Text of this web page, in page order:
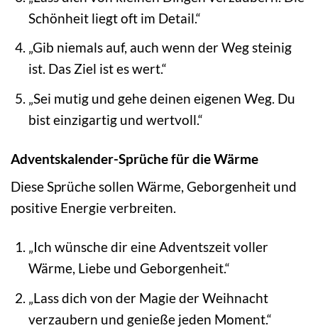
Schönheit liegt oft im Detail.“
„Gib niemals auf, auch wenn der Weg steinig
ist. Das Ziel ist es wert.“
„Sei mutig und gehe deinen eigenen Weg. Du
bist einzigartig und wertvoll.“
Adventskalender-Sprüche für die Wärme
Diese Sprüche sollen Wärme, Geborgenheit und
positive Energie verbreiten.
„Ich wünsche dir eine Adventszeit voller
Wärme, Liebe und Geborgenheit.“
„Lass dich von der Magie der Weihnacht
verzaubern und genieße jeden Moment.“